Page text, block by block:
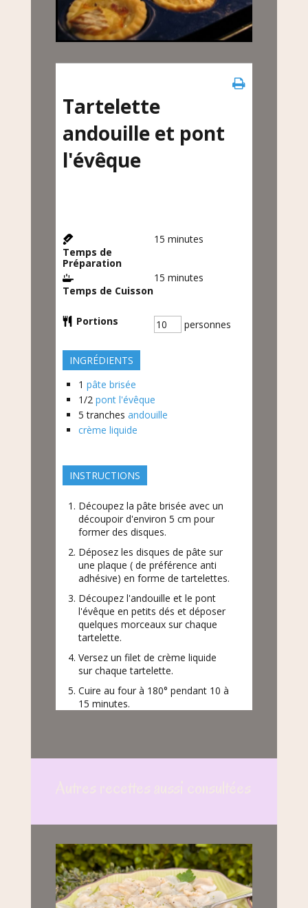
Tartelette
andouille et pont
l'évêque
Temps de
Préparation
15 minutes
Temps de Cuisson
15 minutes
Portions personnes
INGRÉDIENTS
1 pâte brisée
1/2 pont l'évêque
5 tranches andouille
crème liquide
INSTRUCTIONS
Découpez la pâte brisée avec un
découpoir d'environ 5 cm pour
former des disques.
Déposez les disques de pâte sur
une plaque ( de préférence anti
adhésive) en forme de tartelettes.
Découpez l'andouille et le pont
l'évêque en petits dés et déposer
quelques morceaux sur chaque
tartelette.
Versez un filet de crème liquide
sur chaque tartelette.
Cuire au four à 180° pendant 10 à
15 minutes.